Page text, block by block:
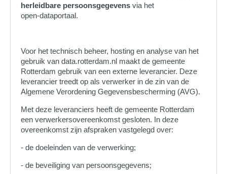
herleidbare persoonsgegevens via het
open‑dataportaal.
Voor het technisch beheer, hosting en analyse van het
gebruik van data.rotterdam.nl maakt de gemeente
Rotterdam gebruik van een externe leverancier. Deze
leverancier treedt op als verwerker in de zin van de
Algemene Verordening Gegevensbescherming (AVG).
Met deze leveranciers heeft de gemeente Rotterdam
een verwerkersovereenkomst gesloten. In deze
overeenkomst zijn afspraken vastgelegd over:
- de doeleinden van de verwerking;
- de beveiliging van persoonsgegevens;